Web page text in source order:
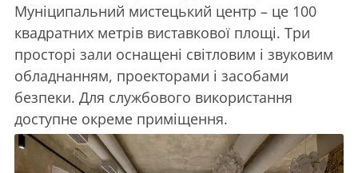
Муніципальний мистецький центр – це 100
квадратних метрів виставкової площі. Три
просторі зали оснащені світловим і звуковим
обладнанням, проекторами і засобами
безпеки. Для службового використання
доступне окреме приміщення.